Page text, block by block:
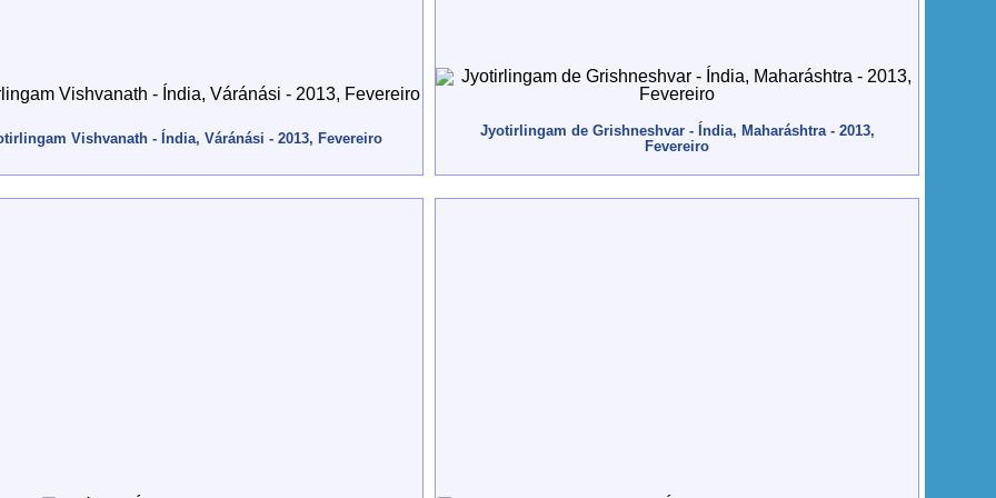
Vishvanath - Índia, Váránási - 2013, Fevereiro
Jyotirlingam de Grishneshvar - Índia, Maharáshtra - 2013,
Fevereiro